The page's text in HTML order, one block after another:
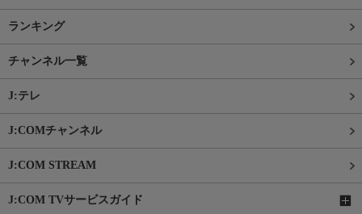
ランキング
チャンネル一覧
J:テレ
J:COMチャンネル
J:COM STREAM
J:COM TVサービスガイド